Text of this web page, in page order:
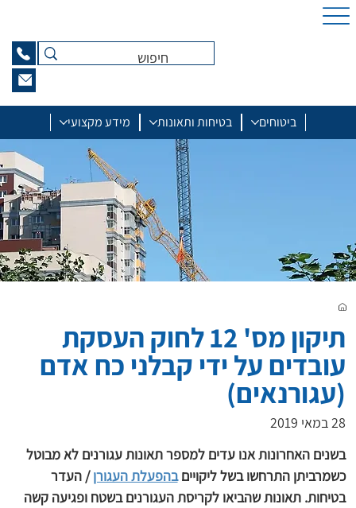
ביטוחים בטיחות ותאונות מידע מקצועי
תיקון מס' 12 לחוק העסקת
עובדים על ידי קבלני כח אדם
(עגורנאים)
28 במאי 2019
בשנים האחרונות אנו עדים למספר תאונות עגורנים לא מבוטל
כשמרביתן התרחשו בשל ליקויים בהפעלת העגורן / העדר
בטיחות. תאונות שהביאו לקריסת העגורנים בשטח ופגיעה קשה